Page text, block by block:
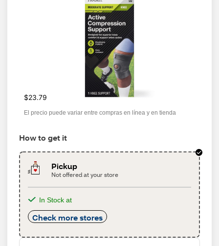
$23.79
El precio puede variar entre compras en línea y en tienda
How to get it
Pickup
Not offered at your store
In Stock at
Check more stores